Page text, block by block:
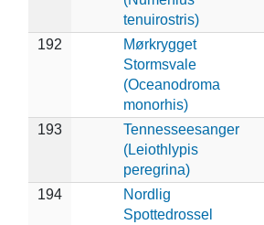
tenuirostris)
192
Mørkrygget
Stormsvale
(Oceanodroma
monorhis)
193
Tennesseesanger
(Leiothlypis
peregrina)
194
Nordlig
Spottedrossel